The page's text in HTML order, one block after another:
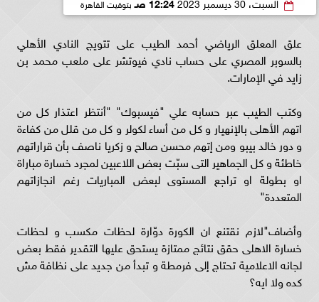
بتوقيت القاهرة
علق المعلق الرياضي أحمد الطيب على تتويج النادي الأهلي
بالسوبر المصري على حساب نادي فيوتشر على ملعب محمد بن
زايد في الإمارات.
وكتب الطيب عبر حسابه علي "فيسبوك" "أنتظر اعتذار كل من
اتهم الأهلى بالإنهيار و كل من أساء لكولر و كل من قلل من كفاءة
و دور خالد بيبو ومن إتهم محسن صالح و زكريا ناصف بأن قراراتهم
خاطئة و كل الجماهير التى سبّت بعض اللاعبين لمجرد خسارة مباراة
او بطولة او تراجع المستوى لبعض المباريات رغم انجازاتهم
المتعددة"
وأضاف"لازم نقتنع ان الكورة دوّارة لحظات مكسب و لحظات
خسارة الاهلى حقق نتائج ممتازة يستحق عليها التقدير فقط بعض
لجانه الاعلامية تحتاج إلى فرمطة و تبدأ من جديد على نظافة مش
كده ولا ايه؟